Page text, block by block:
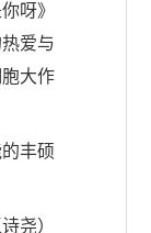
呀》
爱与
大作
丰硕
尧）